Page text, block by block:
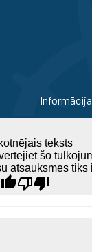
teksts
šo
atsauksmes